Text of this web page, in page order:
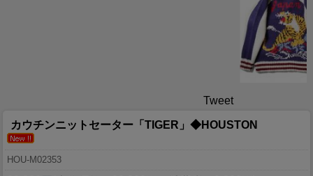
Tweet
カウチンニットセーター「TIGER」◆HOUSTON
HOU-M02353